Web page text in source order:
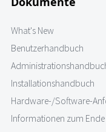
What's New
Benutzerhandbuch
Installationshandbuch
Hardware-/Software-
Informationen zum